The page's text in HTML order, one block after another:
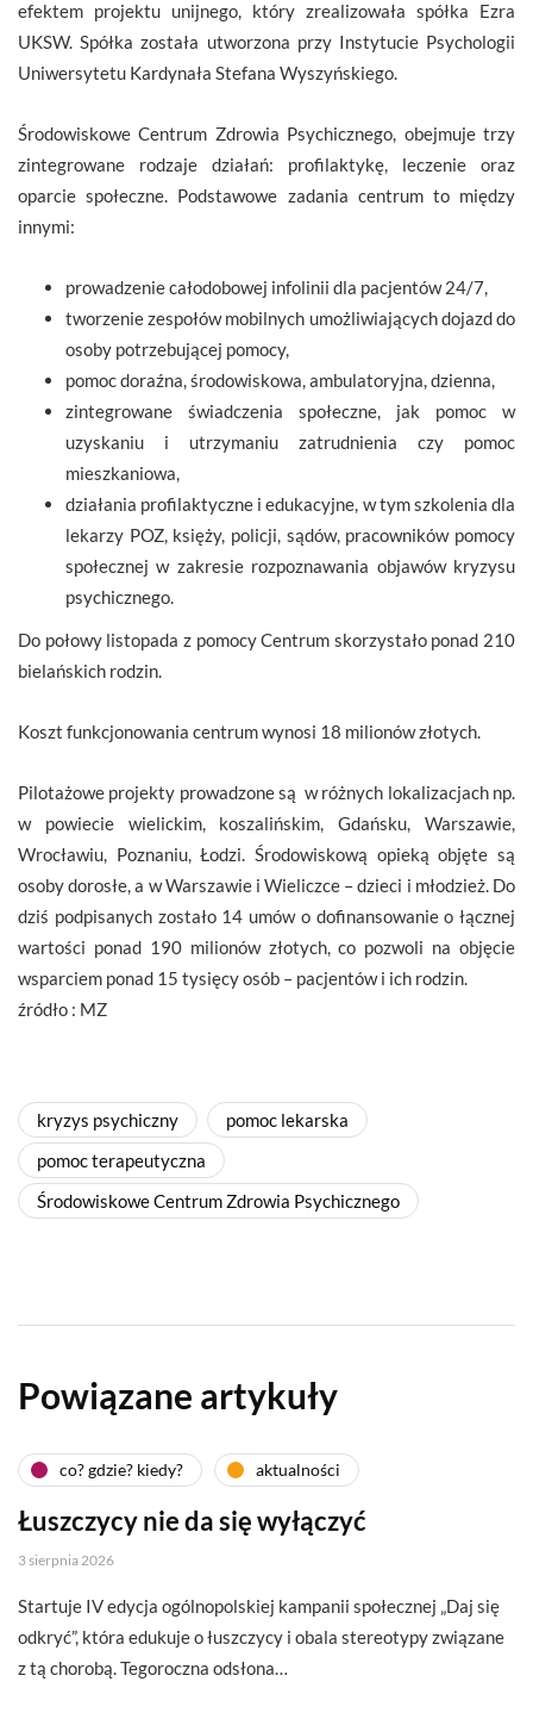
efektem projektu unijnego, który zrealizowała spółka Ezra
UKSW. Spółka została utworzona przy Instytucie Psychologii
Uniwersytetu Kardynała Stefana Wyszyńskiego.
Środowiskowe Centrum Zdrowia Psychicznego, obejmuje trzy
zintegrowane rodzaje działań: profilaktykę, leczenie oraz
oparcie społeczne. Podstawowe zadania centrum to między
innymi:
prowadzenie całodobowej infolinii dla pacjentów 24/7,
tworzenie zespołów mobilnych umożliwiających dojazd do
osoby potrzebującej pomocy,
pomoc doraźna, środowiskowa, ambulatoryjna, dzienna,
zintegrowane świadczenia społeczne, jak pomoc w
uzyskaniu i utrzymaniu zatrudnienia czy pomoc
mieszkaniowa,
działania profilaktyczne i edukacyjne, w tym szkolenia dla
lekarzy POZ, księży, policji, sądów, pracowników pomocy
społecznej w zakresie rozpoznawania objawów kryzysu
psychicznego.
Do połowy listopada z pomocy Centrum skorzystało ponad 210
bielańskich rodzin.
Koszt funkcjonowania centrum wynosi 18 milionów złotych.
Pilotażowe projekty prowadzone są w różnych lokalizacjach np.
w powiecie wielickim, koszalińskim, Gdańsku, Warszawie,
Wrocławiu, Poznaniu, Łodzi. Środowiskową opieką objęte są
osoby dorosłe, a w Warszawie i Wieliczce – dzieci i młodzież. Do
dziś podpisanych zostało 14 umów o dofinansowanie o łącznej
wartości ponad 190 milionów złotych, co pozwoli na objęcie
wsparciem ponad 15 tysięcy osób – pacjentów i ich rodzin.
źródło : MZ
kryzys psychiczny
pomoc lekarska
pomoc terapeutyczna
Środowiskowe Centrum Zdrowia Psychicznego
Powiązane artykuły
co? gdzie? kiedy? aktualności
Łuszczycy nie da się wyłączyć
3 sierpnia 2026
Startuje IV edycja ogólnopolskiej kampanii społecznej „Daj się
odkryć”, która edukuje o łuszczycy i obala stereotypy związane
z tą chorobą. Tegoroczna odsłona…